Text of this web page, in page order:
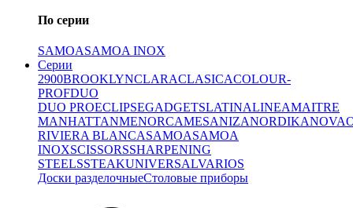
По серии
SAMOASAMOA INOX
Серии
2900BROOKLYNCLARACLASICACOLOUR-
PROFDUO
DUO PROECLIPSEGADGETSLATINALINEAMAITRE
MANHATTANMENORCAMESANIZANORDIKANOVA
RIVIERA BLANCASAMOASAMOA
INOXSCISSORSSHARPENING
STEELSSTEAKUNIVERSALVARIOS
Доски разделочныеСтоловые приборы